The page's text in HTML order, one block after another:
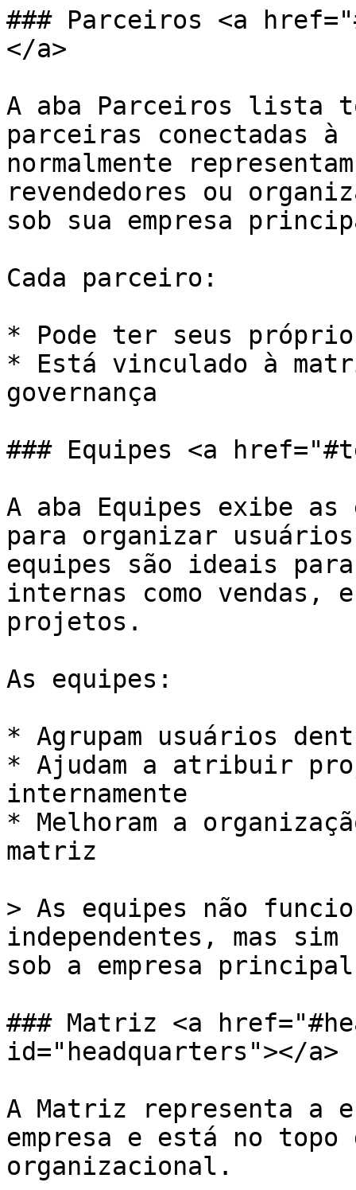
### Parceiros <a
</a>
A aba Parceiros lista
parceiras conectadas à
normalmente
revendedores ou
sob sua empresa
Cada parceiro:
* Pode ter seus
* Está vinculado à
governança
### Equipes <a
A aba Equipes exibe
para organizar
equipes são ideais
internas como vendas,
projetos.
As equipes:
* Agrupam usuários
* Ajudam a atribuir
internamente
* Melhoram a
matriz
> As equipes não
independentes, mas sim
sob a empresa
### Matriz <a
id="headquarters"></a>
A Matriz representa a
empresa e está no
organizacional.